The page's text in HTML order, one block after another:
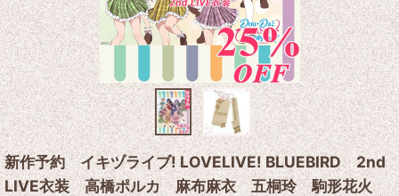
新作予約 イキヅライブ! LOVELIVE! BLUEBIRD 2nd
LIVE衣装 高橋ポルカ 麻布麻衣 五桐玲 駒形花火